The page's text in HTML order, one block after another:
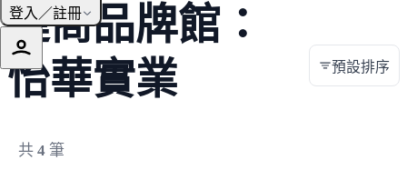
登入／註冊
建商品牌館：
怡華實業
共 4 筆
預設排序